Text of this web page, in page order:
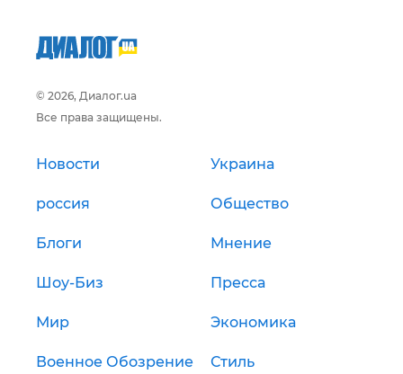
© 2026, Диалог.ua
Все права защищены.
Новости Украина
россия Общество
Блоги Мнение
Шоу-Биз Пресса
Мир Экономика
Военное Обозрение Стиль